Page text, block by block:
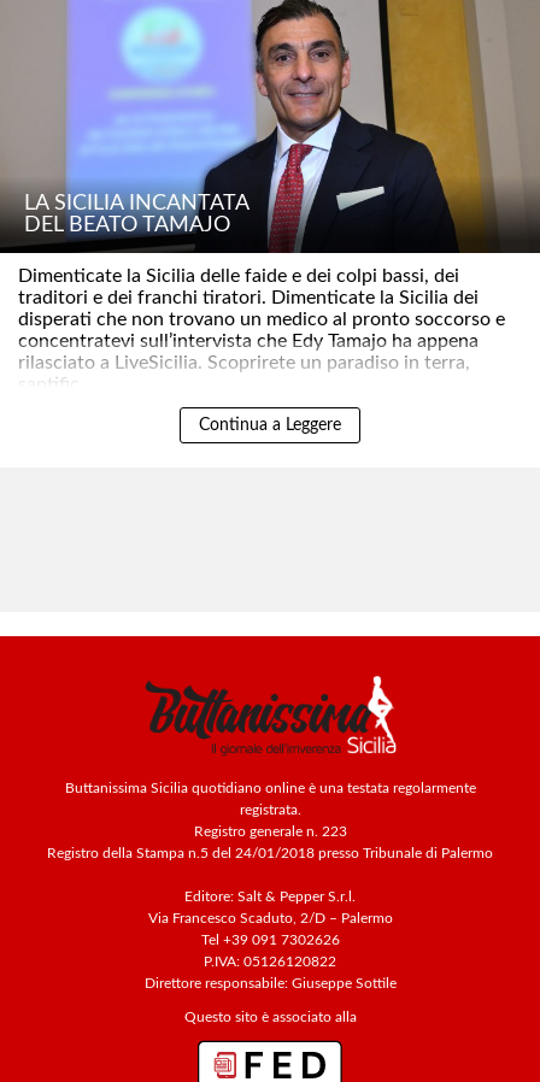
LA SICILIA INCANTATA
DEL BEATO TAMAJO
Dimenticate la Sicilia delle faide e dei colpi bassi, dei
traditori e dei franchi tiratori. Dimenticate la Sicilia dei
disperati che non trovano un medico al pronto soccorso e
concentratevi sull’intervista che Edy Tamajo ha appena
rilasciato a LiveSicilia. Scoprirete un paradiso in terra,
santific..
Continua a Leggere
Buttanissima Sicilia quotidiano online è una testata regolarmente
registrata.
Registro generale n. 223
Registro della Stampa n.5 del 24/01/2018 presso Tribunale di Palermo
Editore: Salt & Pepper S.r.l.
Via Francesco Scaduto, 2/D – Palermo
Tel +39 091 7302626
P.IVA: 05126120822
Direttore responsabile: Giuseppe Sottile
Questo sito è associato alla